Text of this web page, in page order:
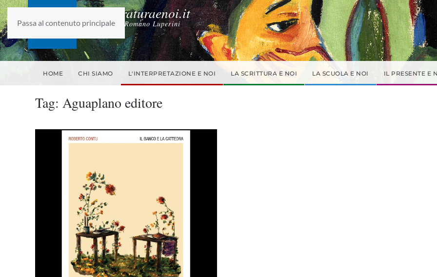
Passa al contenuto principale
laletteraturaenoi.it
fondato da Romano Luperini
HOME CHI SIAMO L'INTERPRETAZIONE E NOI LA SCRITTURA E NOI LA SCUOLA E NOI IL PRESENTE E
Tag: Aguaplano editore